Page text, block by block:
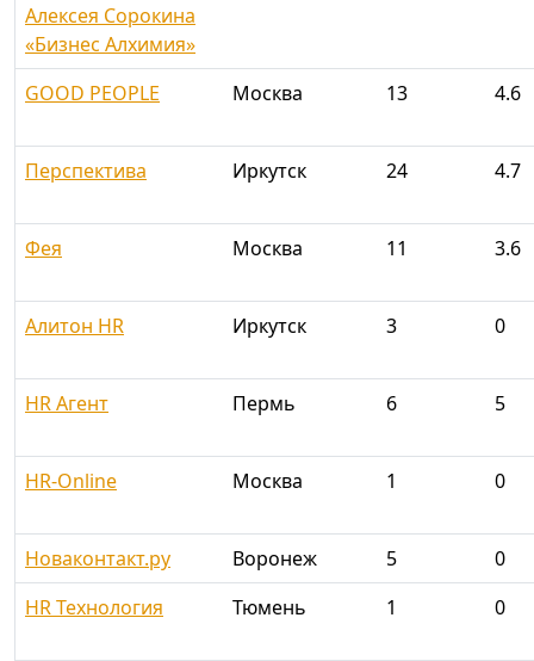
Алексея Сорокина
«Бизнес Алхимия»
GOOD PEOPLE Москва 13 4.6
Перспектива Иркутск 24 4.7
Фея Москва 11 3.6
Алитон HR Иркутск 3 0
HR Агент Пермь 6 5
HR-Online Москва 1 0
Новаконтакт.ру Воронеж 5
0
HR Технология
Тюмень 1 0